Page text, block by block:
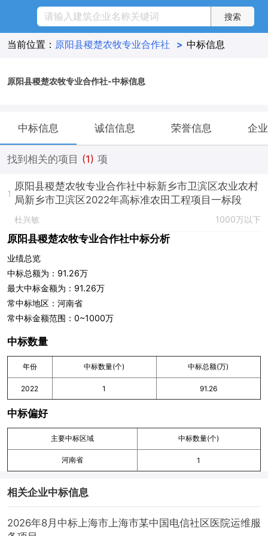
当前位置： 原阳县稷楚农牧专业合作社 > 中标信息
原阳县稷楚农牧专业合作社-中标信息
中标信息 诚信信息 荣誉信息 企
找到相关的项目 (1) 项
1
原阳县稷楚农牧专业合作社中标新乡市卫滨区农业农村
局新乡市卫滨区2022年高标准农田工程项目一标段
杜兴敏 1000万以下
原阳县稷楚农牧专业合作社中标分析
业绩总览
中标总额为：91.26万
最大中标金额为：91.26万
常中标地区：河南省
常中标金额范围：0~1000万
中标数量
年份 中标数量(个) 中标总额(万)
2022 1 91.26
中标偏好
主要中标区域 中标数量(个)
河南省 1
相关企业中标信息
2026年8月中标上海市上海市某中国电信社区医院运维服